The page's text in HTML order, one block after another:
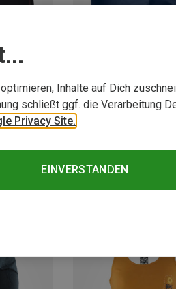
Du sparst 27%
Inhalte auf Dich
schließt ggf. die Verarbeitung
Privacy Site.
EINVERSTANDEN